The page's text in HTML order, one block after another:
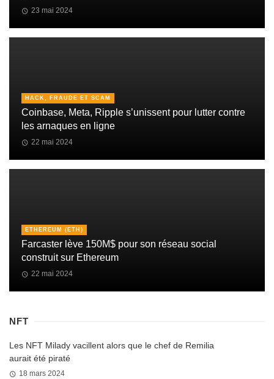
23 mai 2024
HACK, FRAUDE ET SCAM
Coinbase, Meta, Ripple s’unissent pour lutter contre
les arnaques en ligne
22 mai 2024
ETHEREUM (ETH)
Farcaster lève 150M$ pour son réseau social
construit sur Ethereum
22 mai 2024
NFT
Les NFT Milady vacillent alors que le chef de Remilia
aurait été piraté
18 mars 2024